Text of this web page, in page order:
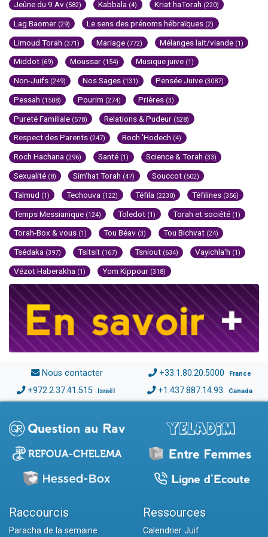
Jeûne du 9 Av (582) Kabbala (4) Kriat haTorah (220)
Lag Baomer (29) Le sens des prénoms hébraïques (2)
Limoud Torah (371) Mariage (772) Mélanges lait/viande (1)
Middot (69) Moussar (154) Musique juive (1)
Non-Juifs (249) Nos Sages (131) Pensée Juive (3087)
Pessah (1508) Pourim (274) Prières (3)
Pureté Familiale (578) Relations & Pudeur (528)
Respect des Parents (247) Roch 'Hodech (4)
Roch Hachana (296) Santé (1) Science & Torah (33)
Sexualité (8) Sim'hat Torah (47) Souccot (502)
Talmud (1) Techouva (122) Téfila (2230) Téfilines (356)
Temps Messianique (124) Toledot (1) Torah et société (1)
Torah-Box & vous (1) Tou Béav (3) Tou Bichvat (24)
Tsédaka (397) Tsitsit (167) Tsniout (634) Vayichla'h (1)
Vézot Haberakha (1) Yom Kippour (318)
Nous contacter +33.1.80.20.5000 France
+972.2.37.41.515 Israël +1.437.887.14.93 Canada
Raccourcis
Paracha de la semaine
Ressources
Calendrier Juif